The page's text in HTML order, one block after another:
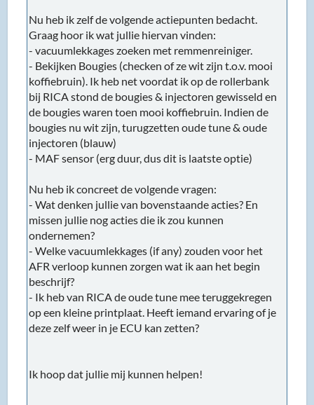
Nu heb ik zelf de volgende actiepunten bedacht.
Graag hoor ik wat jullie hiervan vinden:
- vacuumlekkages zoeken met remmenreiniger.
- Bekijken Bougies (checken of ze wit zijn t.o.v. mooi
koffiebruin). Ik heb net voordat ik op de rollerbank
bij RICA stond de bougies & injectoren gewisseld en
de bougies waren toen mooi koffiebruin. Indien de
bougies nu wit zijn, turugzetten oude tune & oude
injectoren (blauw)
- MAF sensor (erg duur, dus dit is laatste optie)
Nu heb ik concreet de volgende vragen:
- Wat denken jullie van bovenstaande acties? En
missen jullie nog acties die ik zou kunnen
ondernemen?
- Welke vacuumlekkages (if any) zouden voor het
AFR verloop kunnen zorgen wat ik aan het begin
beschrijf?
- Ik heb van RICA de oude tune mee teruggekregen
op een kleine printplaat. Heeft iemand ervaring of je
deze zelf weer in je ECU kan zetten?
Ik hoop dat jullie mij kunnen helpen!